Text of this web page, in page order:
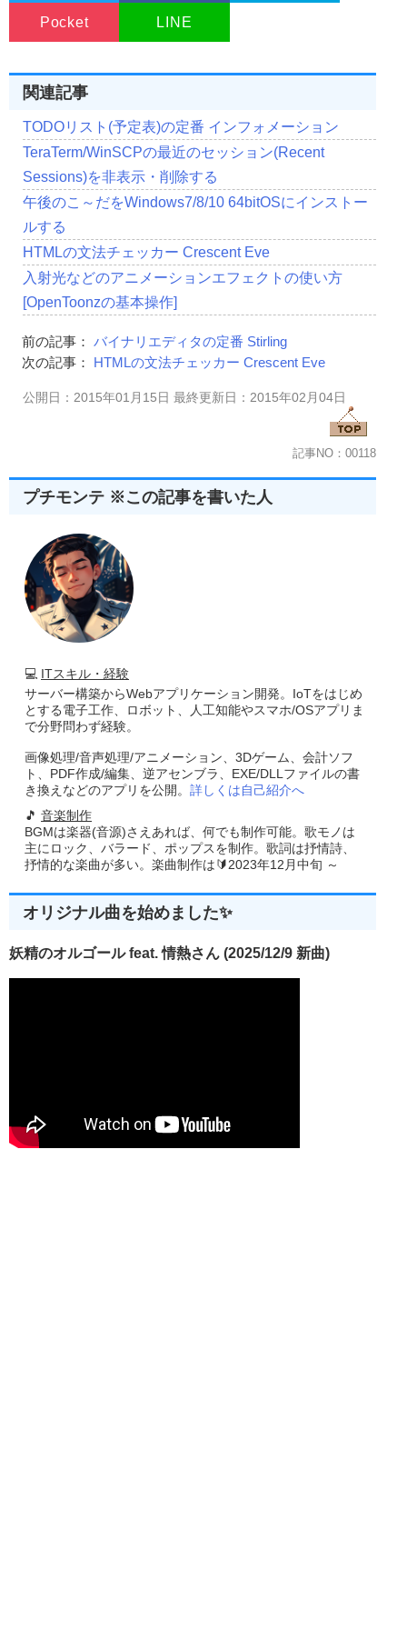
Pocket LINE
関連記事
TODOリスト(予定表)の定番 インフォメーション
TeraTerm/WinSCPの最近のセッション(Recent
Sessions)を非表示・削除する
午後のこ～だをWindows7/8/10 64bitOSにインストー
ルする
HTMLの文法チェッカー Crescent Eve
入射光などのアニメーションエフェクトの使い方
[OpenToonzの基本操作]
前の記事： バイナリエディタの定番 Stirling
次の記事：
HTMLの文法チェッカー Crescent Eve
公開日：2015年01月15日 最終更新日：2015年02月04日
記事NO：00118
プチモンテ ※この記事を書いた人
💻 ITスキル・経験
サーバー構築からWebアプリケーション開発。IoTをはじめ
とする電子工作、ロボット、人工知能やスマホ/OSアプリま
で分野問わず経験。
画像処理/音声処理/アニメーション、3Dゲーム、会計ソフ
ト、PDF作成/編集、逆アセンブラ、EXE/DLLファイルの書
き換えなどのアプリを公開。 詳しくは自己紹介へ
🎵 音楽制作
BGMは楽器(音源)さえあれば、何でも制作可能。歌モノは
主にロック、バラード、ポップスを制作。歌詞は抒情詩、
抒情的な楽曲が多い。楽曲制作は🔰2023年12月中旬 ～
オリジナル曲を始めました✨
妖精のオルゴール feat. 情熱さん (2025/12/9 新曲)